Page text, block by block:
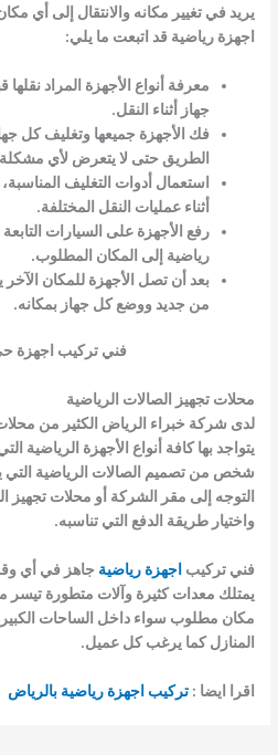
يريد في تغيير مكانه والانتقال إلى أي
اجهزة رياضية قد اتبعت ما يلي:
معرفة أنواع الأجهزة المراد
جهاز أثناء النقل.
فك الأجهزة جميعها وتغليف كل
الطريق حتى لا يتعرض لأي
استعمال أدوات التغليف
أثناء عمليات النقل المختلفة.
رفع الأجهزة على السيارات
رياضية إلى المكان المطلوب.
بعد أن تصل الأجهزة للمكان الآخر
من جديد ووضع كل جهاز بمكانه.
فني تركيب اجهزة
محلات تجهيز الصالات الرياضية
لدى شركة خبراء الرياض الكثير من محلات
يتواجد بها كافة أنواع الأجهزة الرياضية
شخص من تصميم الصالات الرياضية التي
التوجه إلى مقر الشركة أو محلات تجهيز
واختيار طريقة الدفع التي تناسبه.
فني تركيب اجهزةرياضية جاهز في أي
يمتلك معدات كثيرة وآلات متطورة تيسر
مكان مطلوب سواء داخل الساحات
المنازل كما يرغب كل عميل.
اقرا ايضا :تركيب اجهزة رياضية بالرياض